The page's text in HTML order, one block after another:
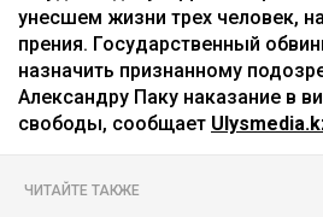
унесшем жизни трех человек,
прения. Государственный
назначить признанному
Александру Паку наказание в
свободы, сообщает
ЧИТАЙТЕ ТАКЖЕ